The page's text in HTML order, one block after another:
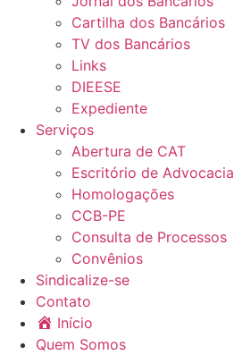
Cartilha dos Bancários
TV dos Bancários
Links
DIEESE
Expediente
Serviços
Abertura de CAT
Escritório de Advocacia
Homologações
CCB-PE
Consulta de Processos
Convênios
Sindicalize-se
Contato
Início
Quem Somos